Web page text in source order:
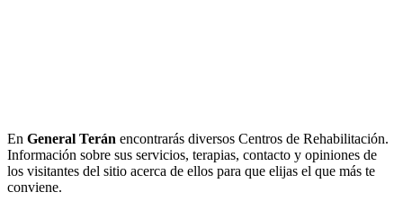
En General Terán encontrarás diversos Centros de Rehabilitación.
Información sobre sus servicios, terapias, contacto y opiniones de
los visitantes del sitio acerca de ellos para que elijas el que más te
conviene.